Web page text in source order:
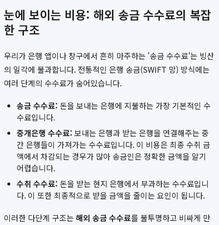
눈에 보이는 비용: 해외 송금 수수료의 복잡
한 구조
우리가 은행 앱이나 창구에서 흔히 마주하는 '송금 수수료'는 빙산
의 일각에 불과합니다. 전통적인 은행 송금(SWIFT 망) 방식에는
여러 단계의 수수료가 숨어있습니다.
송금 수수료: 돈을 보내는 은행에 지불하는 가장 기본적인 수
수료입니다.
중개은행 수수료: 보내는 은행과 받는 은행을 연결해주는 중
간 은행들이 가져가는 수수료입니다. 이 비용은 최종 수취 금
액에서 차감되는 경우가 많아 송금인은 정확한 금액을 알기
어렵습니다.
수취 수수료: 돈을 받는 현지 은행에서 부과하는 수수료입니
다. 이 또한 최종적으로 받을 금액을 줄이는 요인이 됩니다.
이러한 다단계 구조는 해외 송금 수수료를 불투명하고 비싸게 만